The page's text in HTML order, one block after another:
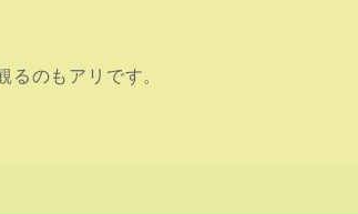
るのもアリです。